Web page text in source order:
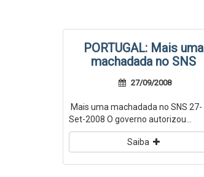
PORTUGAL: Mais uma
machadada no SNS
27/09/2008
Mais uma machadada no SNS 27-
Set-2008 O governo autorizou...
Saiba